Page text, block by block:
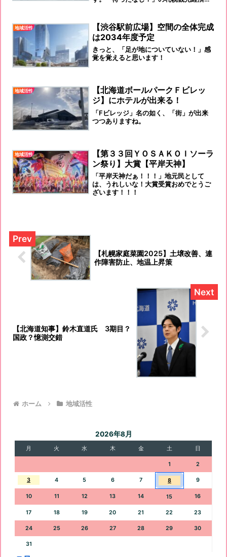
地域活性
【渋谷駅前広場】空間の全体完成
は2034年度予定
きっと、「足が地についていない！」感
覚を覚えると思います！
地域活性
【北海道ボールパークＦビレッ
ジ】にホテルが出来る！
「Fビレッジ」名の如く、「街」が出来
つつありますね。
地域活性
【第３３回ＹＯＳＡＫＯＩソーラ
ン祭り】大賞【平岸天神】
「平岸天神だぁ！！！」地元民として
は、うれしいな！大賞受賞おめでとうご
ざいます！！！
【札幌家庭菜園2025】土壌改善、連
作障害防止、地温上昇策
【北海道知事】鈴木直道氏 3期目？
国政？憶測交錯
ホーム 地域活性
2026年8月
月 火 水 木 金 土 日
1 2
3 4 5 6 7 8 9
10 11 12 13 14 15 16
17 18 19 20 21 22 23
24 25 26 27 28 29 30
31